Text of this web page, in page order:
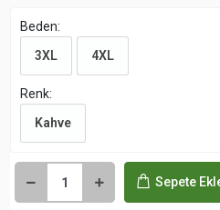
Beden:
3XL
4XL
Renk:
Kahve
Sepete